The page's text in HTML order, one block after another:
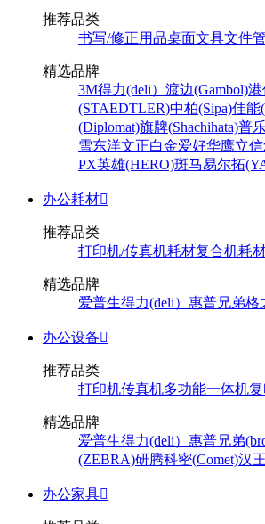
推荐品类
书写/修正用品桌面文具文件
精选品牌
3M得力(deli） 渡边(Gambol)港
(STAEDTLER)中柏(Sipa)佳能
(Diplomat)旗牌(Shachihata)普
雪东洋文正白金爱好华鹰立信
PX英雄(HERO)斑马易尔拓
办公耗材
推荐品类
打印机/传真机耗材复合机耗
精选品牌
爱普生得力(deli） 惠普兄弟格
办公设备
推荐品类
打印机传真机多功能一体机
精选品牌
爱普生得力(deli） 惠普兄弟
(ZEBRA)研腾科密(Comet)汉
办公家具